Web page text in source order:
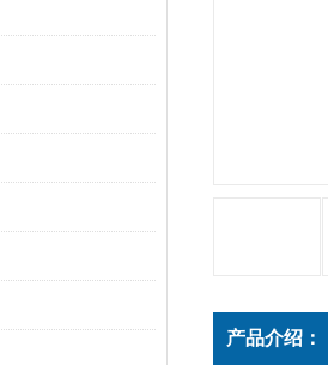
产品介绍：